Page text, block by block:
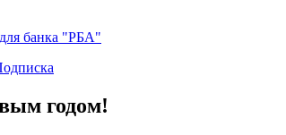
банка "РБА"
годом!